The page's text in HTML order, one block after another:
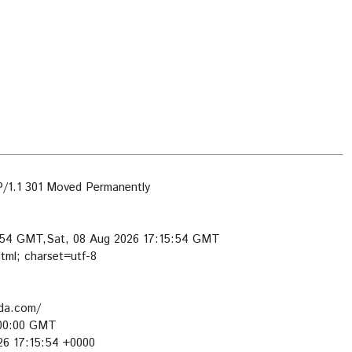
301 Moved Permanently
GMT,Sat, 08 Aug 2026 17:15:54 GMT
charset=utf-8
GMT
17:15:54 +0000